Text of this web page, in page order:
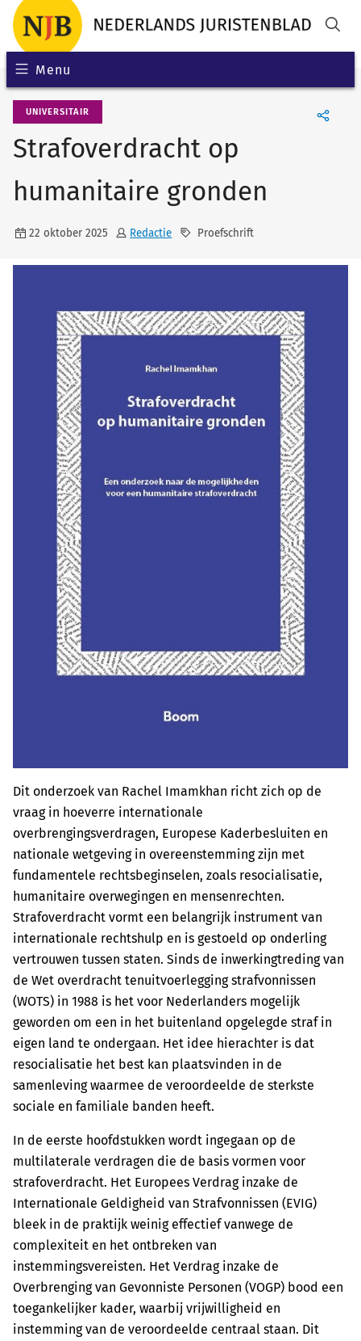
Menu
UNIVERSITAIR
Strafoverdracht op
humanitaire gronden
22 oktober 2025 Redactie Proefschrift
Dit onderzoek van Rachel Imamkhan richt zich op de
vraag in hoeverre internationale
overbrengingsverdragen, Europese Kaderbesluiten en
nationale wetgeving in overeenstemming zijn met
fundamentele rechtsbeginselen, zoals resocialisatie,
humanitaire overwegingen en mensenrechten.
Strafoverdracht vormt een belangrijk instrument van
internationale rechtshulp en is gestoeld op onderling
vertrouwen tussen staten. Sinds de inwerkingtreding van
de Wet overdracht tenuitvoerlegging strafvonnissen
(WOTS) in 1988 is het voor Nederlanders mogelijk
geworden om een in het buitenland opgelegde straf in
eigen land te ondergaan. Het idee hierachter is dat
resocialisatie het best kan plaatsvinden in de
samenleving waarmee de veroordeelde de sterkste
sociale en familiale banden heeft.
In de eerste hoofdstukken wordt ingegaan op de
multilaterale verdragen die de basis vormen voor
strafoverdracht. Het Europees Verdrag inzake de
Internationale Geldigheid van Strafvonnissen (EVIG)
bleek in de praktijk weinig effectief vanwege de
complexiteit en het ontbreken van
instemmingsvereisten. Het Verdrag inzake de
Overbrenging van Gevonniste Personen (VOGP) bood een
toegankelijker kader, waarbij vrijwilligheid en
instemming van de veroordeelde centraal staan. Dit